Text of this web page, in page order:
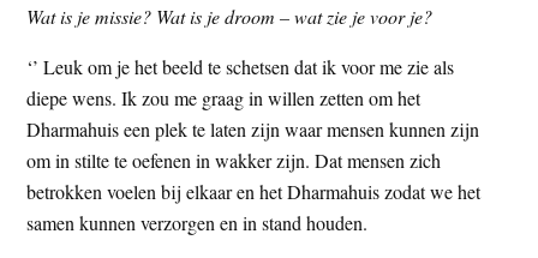
Wat is je missie? Wat is je droom – wat zie je voor je?
‘’ Leuk om je het beeld te schetsen dat ik voor me zie als
diepe wens. Ik zou me graag in willen zetten om het
Dharmahuis een plek te laten zijn waar mensen kunnen zijn
om in stilte te oefenen in wakker zijn. Dat mensen zich
betrokken voelen bij elkaar en het Dharmahuis zodat we het
samen kunnen verzorgen en in stand houden.